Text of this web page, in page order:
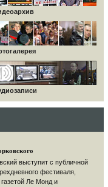
выступит с публичной
фестиваля,
Ле Монд и